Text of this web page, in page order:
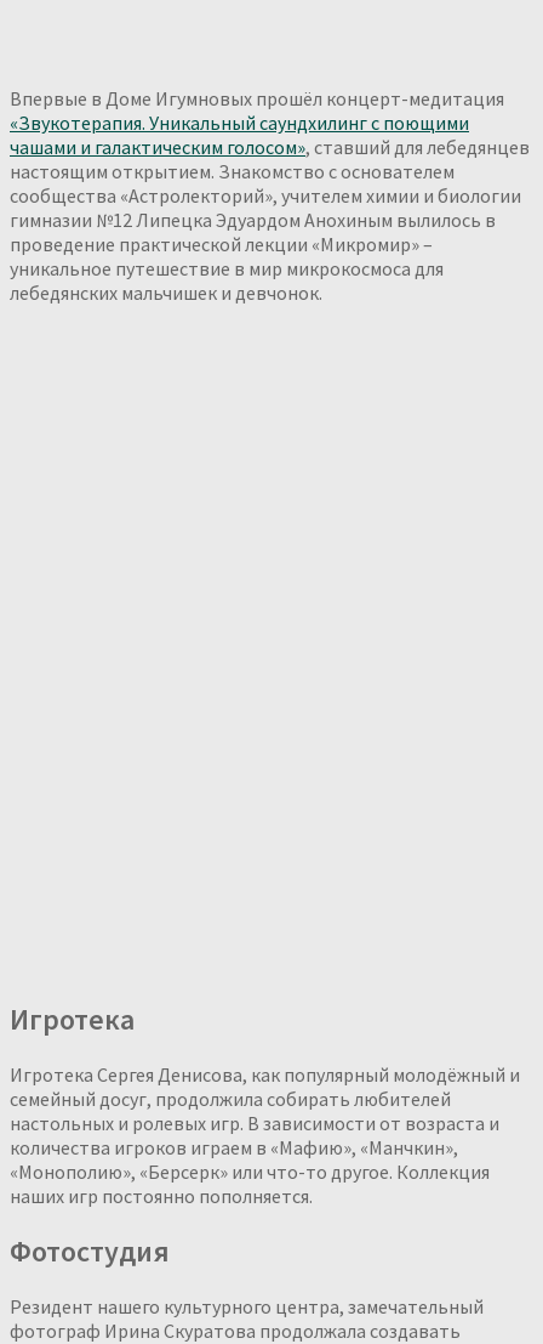
Впервые в Доме Игумновых прошёл концерт-медитация
«Звукотерапия. Уникальный саундхилинг с поющими
чашами и галактическим голосом», ставший для лебедянцев
настоящим открытием. Знакомство с основателем
сообщества «Астролекторий», учителем химии и биологии
гимназии №12 Липецка Эдуардом Анохиным вылилось в
проведение практической лекции «Микромир» –
уникальное путешествие в мир микрокосмоса для
лебедянских мальчишек и девчонок.
Игротека
Игротека Сергея Денисова, как популярный молодёжный и
семейный досуг, продолжила собирать любителей
настольных и ролевых игр. В зависимости от возраста и
количества игроков играем в «Мафию», «Манчкин»,
«Монополию», «Берсерк» или что-то другое. Коллекция
наших игр постоянно пополняется.
Фотостудия
Резидент нашего культурного центра, замечательный
фотограф Ирина Скуратова продолжала создавать